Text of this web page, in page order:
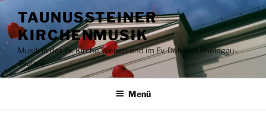
Inhalt
springen
TAUNUSSTEINER
KIRCHENMUSIK
Musik in der Ev. Kirche Wehen und im Ev. Dekanat Rheingau-
Taunus
Menü